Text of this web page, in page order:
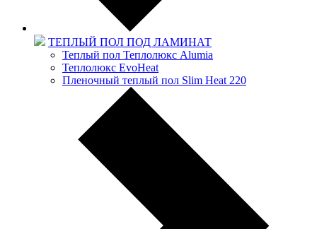
ТЕПЛЫЙ ПОЛ ПОД ЛАМИНАТ
Теплый пол Теплолюкс Alumia
Теплолюкс EvoHeat
Пленочный теплый пол Slim Heat 220